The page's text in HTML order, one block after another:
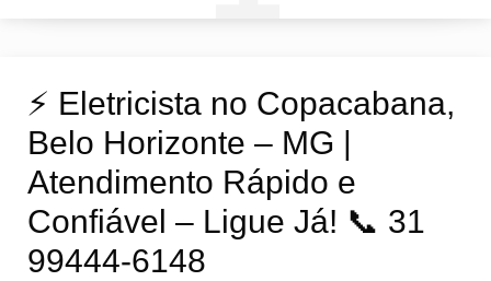
⚡️ Eletricista no Copacabana,
Belo Horizonte – MG |
Atendimento Rápido e
Confiável – Ligue Já! 📞 31
99444-6148